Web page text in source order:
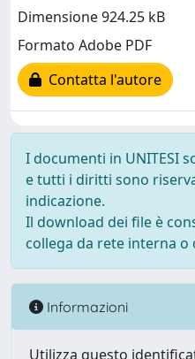
Dimensione 924.25 kB
Formato Adobe PDF
Contatta l'autore
I documenti in UNITESI
e tutti i diritti sono
indicazione.
Il download dei file è
collega da rete interna o
Informazioni
Utilizza questo